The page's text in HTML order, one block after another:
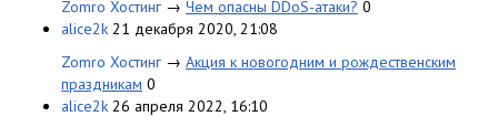
Zomro Хостинг → Чем опасны DDoS-атаки? 0
alice2k 21 декабря 2020, 21:08
Zomro Хостинг → Акция к новогодним и рождественским
праздникам 0
alice2k 26 апреля 2022, 16:10